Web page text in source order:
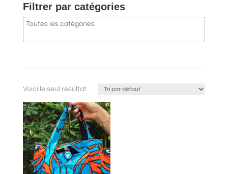
Filtrer par catégories
Voici le seul résultat